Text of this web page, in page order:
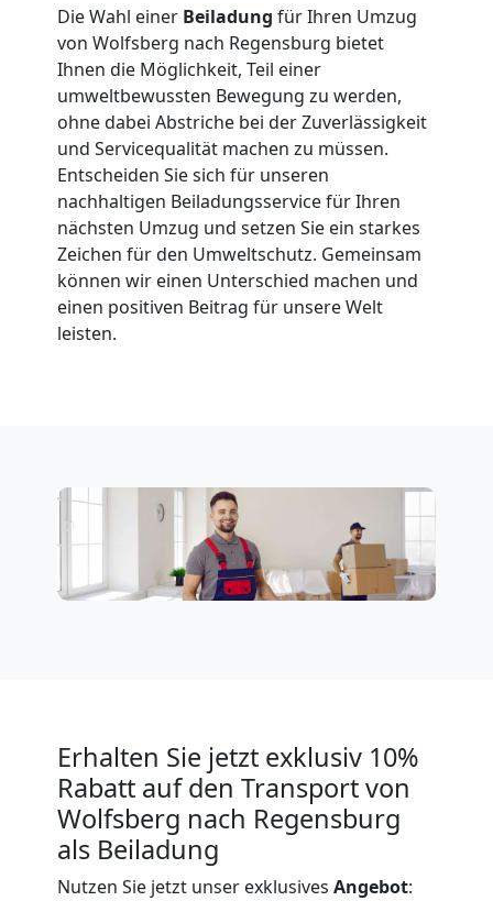
Die Wahl einer Beiladung für Ihren Umzug
von Wolfsberg nach Regensburg bietet
Ihnen die Möglichkeit, Teil einer
umweltbewussten Bewegung zu werden,
ohne dabei Abstriche bei der Zuverlässigkeit
und Servicequalität machen zu müssen.
Entscheiden Sie sich für unseren
nachhaltigen Beiladungsservice für Ihren
nächsten Umzug und setzen Sie ein starkes
Zeichen für den Umweltschutz. Gemeinsam
können wir einen Unterschied machen und
einen positiven Beitrag für unsere Welt
leisten.
Erhalten Sie jetzt exklusiv 10%
Rabatt auf den Transport von
Wolfsberg nach Regensburg
als Beiladung
Nutzen Sie jetzt unser exklusives Angebot:
Wolfsberg
Fernumzug
Wolfsberg
Firmenumzug
Wolfsberg
Expressumzug
Wolfsberg
Kleiner
Umzug